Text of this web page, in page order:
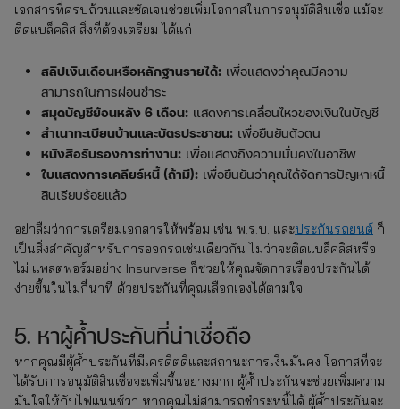
เอกสารที่ครบถ้วนและชัดเจนช่วยเพิ่มโอกาสในการอนุมัติสินเชื่อ แม้จะ
ติดแบล็คลิส สิ่งที่ต้องเตรียม ได้แก่
สลิปเงินเดือนหรือหลักฐานรายได้: เพื่อแสดงว่าคุณมีความ
สามารถในการผ่อนชำระ
สมุดบัญชีย้อนหลัง 6 เดือน: แสดงการเคลื่อนไหวของเงินในบัญชี
สำเนาทะเบียนบ้านและบัตรประชาชน: เพื่อยืนยันตัวตน
หนังสือรับรองการทำงาน: เพื่อแสดงถึงความมั่นคงในอาชีพ
ใบแสดงการเคลียร์หนี้ (ถ้ามี): เพื่อยืนยันว่าคุณได้จัดการปัญหาหนี้
สินเรียบร้อยแล้ว
อย่าลืมว่าการเตรียมเอกสารให้พร้อม เช่น พ.ร.บ. และประกันรถยนต์ ก็
เป็นสิ่งสำคัญสำหรับการออกรถเช่นเดียวกัน ไม่ว่าจะติดแบล็คลิสหรือ
ไม่ แพลตฟอร์มอย่าง Insurverse ก็ช่วยให้คุณจัดการเรื่องประกันได้
ง่ายขึ้นในไม่กี่นาที ด้วยประกันที่คุณเลือกเองได้ตามใจ
5. หาผู้ค้ำประกันที่น่าเชื่อถือ
หากคุณมีผู้ค้ำประกันที่มีเครดิตดีและสถานะการเงินมั่นคง โอกาสที่จะ
ได้รับการอนุมัติสินเชื่อจะเพิ่มขึ้นอย่างมาก ผู้ค้ำประกันจะช่วยเพิ่มความ
มั่นใจให้กับไฟแนนซ์ว่า หากคุณไม่สามารถชำระหนี้ได้ ผู้ค้ำประกันจะ